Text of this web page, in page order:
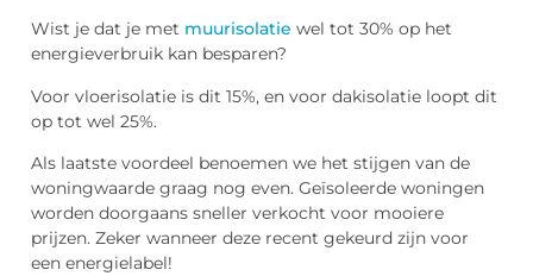
Wist je dat je met muurisolatie wel tot 30% op het
energieverbruik kan besparen?
Voor vloerisolatie is dit 15%, en voor dakisolatie loopt dit
op tot wel 25%.
Als laatste voordeel benoemen we het stijgen van de
woningwaarde graag nog even. Geïsoleerde woningen
worden doorgaans sneller verkocht voor mooiere
prijzen. Zeker wanneer deze recent gekeurd zijn voor
een energielabel!